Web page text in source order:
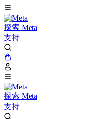
探索 Meta
支持
探索 Meta
支持